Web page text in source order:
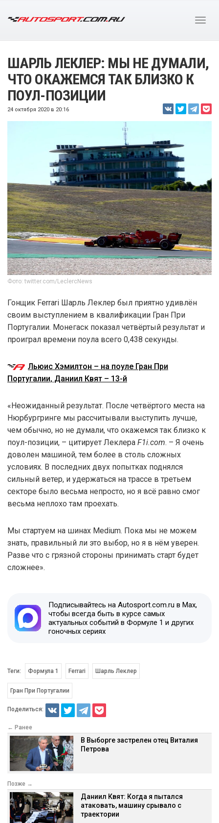
ШАРЛЬ ЛЕКЛЕР: МЫ НЕ ДУМАЛИ,
ЧТО ОКАЖЕМСЯ ТАК БЛИЗКО К
ПОУЛ-ПОЗИЦИИ
24 октября 2020 в 20:16
Фото: twitter.com/LeclercNews
Гонщик Ferrari Шарль Леклер был приятно удивлён
своим выступлением в квалификации Гран При
Португалии. Монегаск показал четвёртый результат и
проиграл времени поула всего 0,438 секунды.
Льюис Хэмилтон – на поуле Гран При
Португалии, Даниил Квят – 13-й
«Неожиданный результат. После четвёртого места на
Нюрбургринге мы рассчитывали выступить лучше,
чем обычно, но не думали, что окажемся так близко к
поул-позиции, – цитирует Леклера F1i.com. – Я очень
доволен машиной, тем более в столь сложных
условиях. В последних двух попытках поднялся
сильный ветер, и удержаться на трассе в третьем
секторе было весьма непросто, но я всё равно смог
весьма неплохо там проехать.
Мы стартуем на шинах Medium. Пока мы не можем
знать, правильный ли это выбор, но я в нём уверен.
Разве что с грязной стороны принимать старт будет
сложнее».
Подписывайтесь на Autosport.com.ru в Max,
чтобы всегда быть в курсе самых
актуальных событий в Формуле 1 и других
гоночных сериях
Теги: Формула 1 Ferrari Шарль Леклер
Гран При Португалии
Поделиться:
← Ранее
В Выборге застрелен отец Виталия
Петрова
Позже →
Даниил Квят: Когда я пытался
атаковать, машину срывало с
траектории